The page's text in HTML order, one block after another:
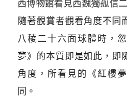
西博物館看見西魏獨孤信
隨著觀賞者觀看角度不同
八稜二十六面球體時，
夢》的本質即是如此，即
角度，所看見的《紅樓
同。